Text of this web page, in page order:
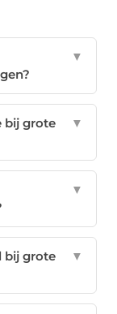
▼
bij grote
▼
▼
bij grote
▼